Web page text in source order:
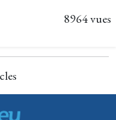
8964 vues